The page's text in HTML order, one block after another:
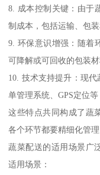
8. 成本控制关键：由于
制成本，包括运输、包装
9. 环保意识增强：随着
可降解或可回收的包装
10. 技术支持提升：现
单管理系统、GPS定位
这些特点共同构成了蔬
各个环节都要精细化管
蔬菜配送的适用场景广
适用场景：